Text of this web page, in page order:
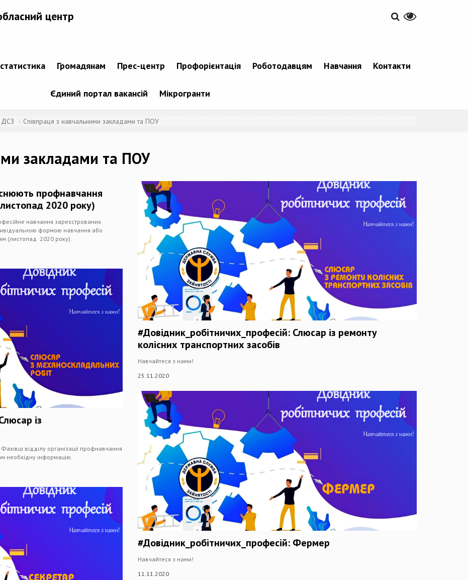
центр
Громадянам Прес-центр Профорієнтація Роботодавцям Навчання Контакти
Єдиний портал вакансій Мікрогранти
ДСЗ Співпраця з навчальними закладами та ПОУ
закладами та ПОУ
профнавчання
2020 року)
навчання зареєстрованих
формою навчання або
(листопад 2020 року).
із
відділу організації профнавчання
необхідну інформацію.
#Довідник_робітничих_професій: Слюсар із ремонту
колісних транспортних засобів
Навчайтеся з нами!
25.11.2020
#Довідник_робітничих_професій: Фермер
Навчайтеся з нами!
11.11.2020